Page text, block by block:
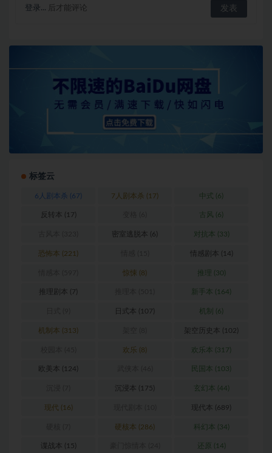
登录... 后才能评论
标签云
6人剧本杀 (67) 7人剧本杀 (17) 中式 (6)
反转本 (17) 古风 (6)
密室逃脱本 (6) 对抗本 (33)
恐怖本 (221) 情感剧本 (14)
惊悚 (8) 推理 (30)
推理剧本 (7) 新手本 (164)
日式本 (107) 机制 (6)
机制本 (313) 架空历史本 (102)
欢乐 (8) 欢乐本 (317)
欧美本 (124) 民国本 (103)
沉浸本 (175) 玄幻本 (44)
现代 (16) 现代本 (689)
硬核本 (286) 科幻本 (34)
谍战本 (15) 还原 (14)